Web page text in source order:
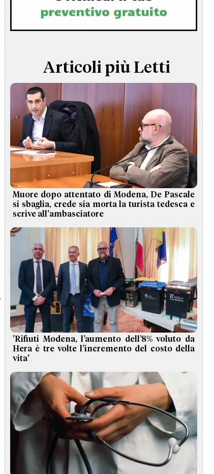
TERMINI e CONDIZIONI
Articoli più Letti
Muore dopo attentato di Modena, De Pascale
si sbaglia, crede sia morta la turista tedesca e
scrive all'ambasciatore
'Rifiuti Modena, l’aumento dell’8% voluto da
Hera è tre volte l’incremento del costo della
vita'